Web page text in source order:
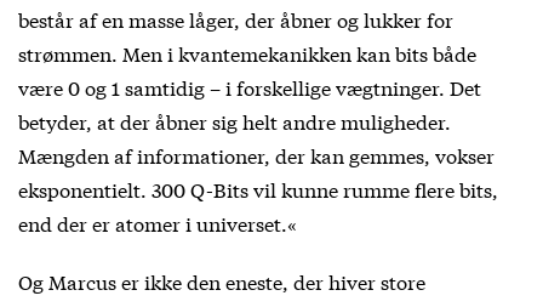
består af en masse låger, der åbner og lukker for
strømmen. Men i kvantemekanikken kan bits både
være 0 og 1 samtidig – i forskellige vægtninger. Det
betyder, at der åbner sig helt andre muligheder.
Mængden af informationer, der kan gemmes, vokser
eksponentielt. 300 Q-Bits vil kunne rumme flere bits,
end der er atomer i universet.«
Og Marcus er ikke den eneste, der hiver store